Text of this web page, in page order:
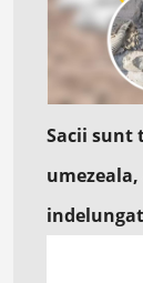
Sacii sunt